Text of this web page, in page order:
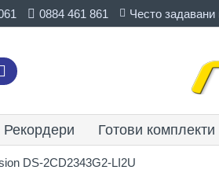
0884 461 861 Често задавани
Рекордери Готови комплекти
DS-2CD2343G2-LI2U